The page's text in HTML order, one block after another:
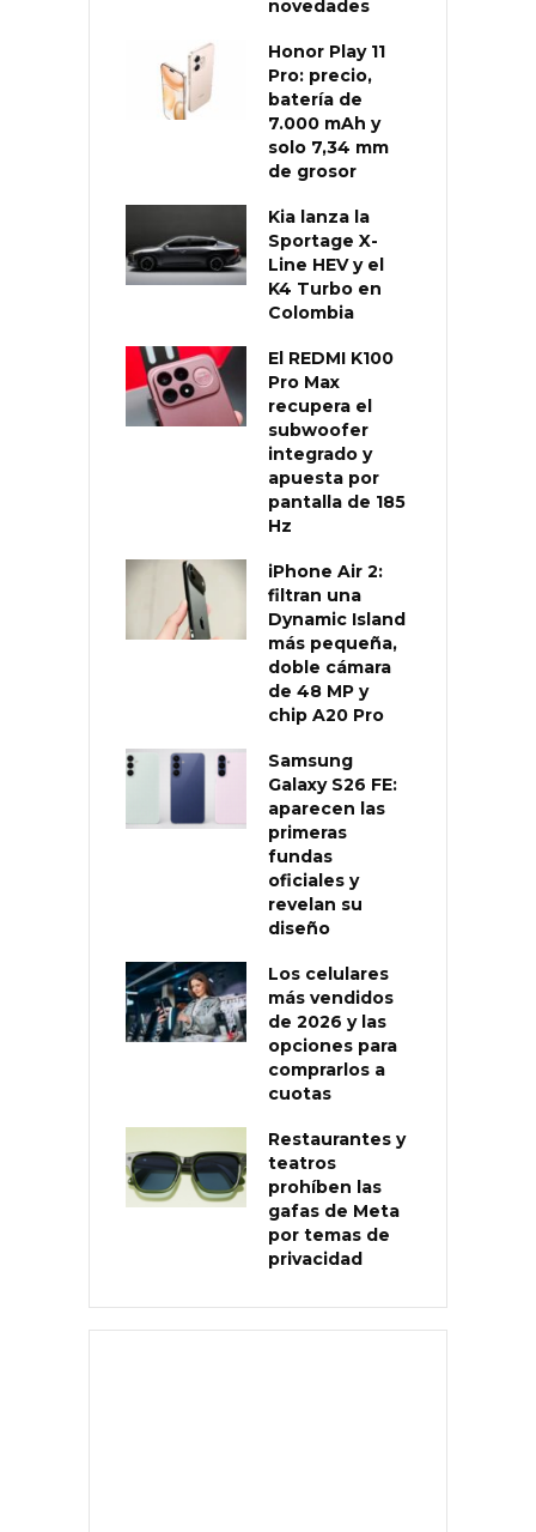
novedades
Honor Play 11
Pro: precio,
batería de
7.000 mAh y
solo 7,34 mm
de grosor
Kia lanza la
Sportage X-
Line HEV y el
K4 Turbo en
Colombia
El REDMI K100
Pro Max
recupera el
subwoofer
integrado y
apuesta por
pantalla de 185
Hz
iPhone Air 2:
filtran una
Dynamic Island
más pequeña,
doble cámara
de 48 MP y
chip A20 Pro
Samsung
Galaxy S26 FE:
aparecen las
primeras
fundas
oficiales y
revelan su
diseño
Los celulares
más vendidos
de 2026 y las
opciones para
comprarlos a
cuotas
Restaurantes y
teatros
prohíben las
gafas de Meta
por temas de
privacidad